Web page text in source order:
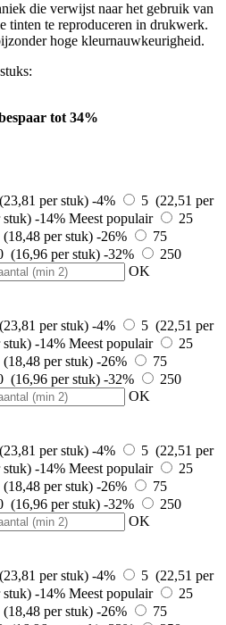
die verwijst naar het gebruik van
tinten te reproduceren in drukwerk.
hoge kleurnauwkeurigheid.
tot 34%
per stuk) -4%
5 (22,51 per
stuk) -14% Meest populair
25
per stuk) -26%
75
(16,96 per stuk) -32%
250
OK
per stuk) -4%
5 (22,51 per
stuk) -14% Meest populair
25
per stuk) -26%
75
(16,96 per stuk) -32%
250
OK
per stuk) -4%
5 (22,51 per
stuk) -14% Meest populair
25
per stuk) -26%
75
(16,96 per stuk) -32%
250
OK
per stuk) -4%
5 (22,51 per
stuk) -14% Meest populair
25
per stuk) -26%
75